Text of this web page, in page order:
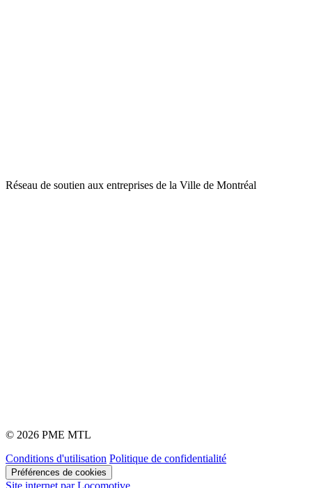
Réseau de soutien aux entreprises de la Ville de Montréal
© 2026 PME MTL
Conditions d'utilisation Politique de confidentialité
Préférences de cookies
Site internet par Locomotive